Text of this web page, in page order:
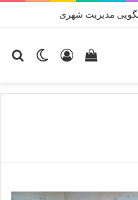
مدیریت شهری
تغییر
ورود
دیدن
خرید